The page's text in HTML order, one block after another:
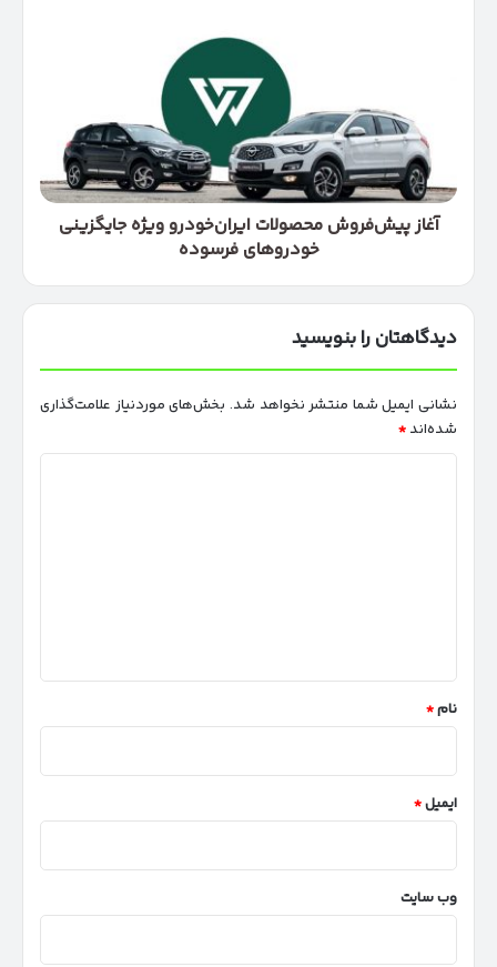
جایگزینی
خودروهای
فرسوده
آغاز پیش‌فروش محصولات ایران‌خودرو ویژه جایگزینی
خودروهای فرسوده
دیدگاهتان را بنویسید
نشانی ایمیل شما منتشر نخواهد شد. بخش‌های موردنیاز علامت‌گذاری
شده‌اند *
نام*
ایمیل*
وب‌ سایت